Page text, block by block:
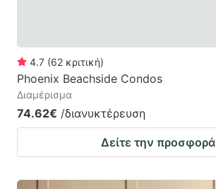
4.7 (62 κριτική)
Phoenix Beachside Condos
Διαμέρισμα
74.62€ /διανυκτέρευση
Δείτε την προσφορά